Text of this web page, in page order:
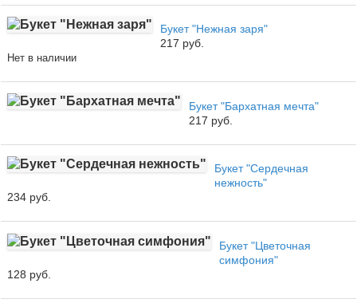
Букет "Нежная заря"
217 руб.
Нет в наличии
Букет "Бархатная мечта"
217 руб.
Букет "Сердечная
нежность"
234 руб.
Букет "Цветочная
симфония"
128 руб.